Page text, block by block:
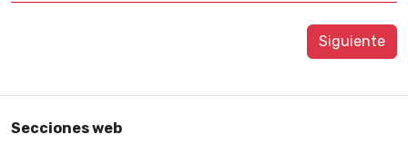
Siguiente
Secciones web